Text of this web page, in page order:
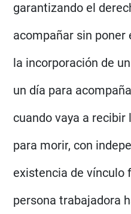
garantizando el
acompañar sin poner
la incorporación de
un día para
cuando vaya a recibir
para morir, con
existencia de vínculo
persona trabajadora